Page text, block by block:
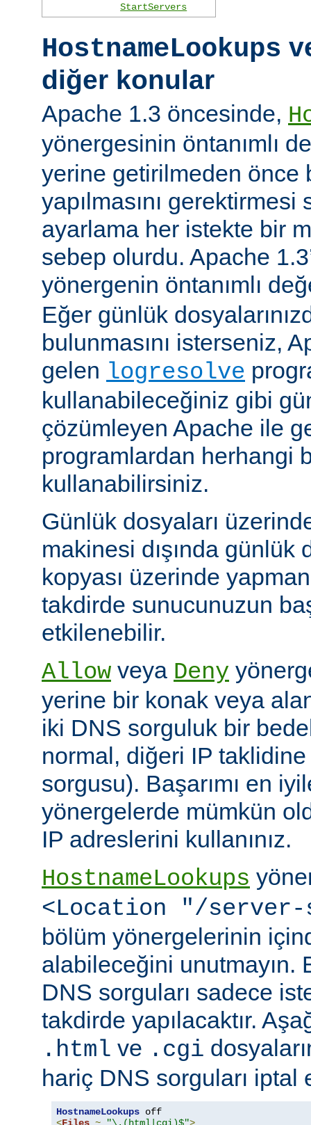
StartServers
HostnameLookups
diğer konular
Apache 1.3 öncesinde,
yönergesinin öntanımlı
yerine getirilmeden önce
yapılmasını
ayarlama her istekte bir
sebep olurdu. Apache
yönergenin öntanımlı
Eğer günlük
bulunmasını isterseniz,
gelen logresolve
kullanabileceğiniz gibi
çözümleyen Apache ile
programlardan herhangi
kullanabilirsiniz.
Günlük dosyaları
makinesi dışında günlük
kopyası üzerinde
takdirde sunucunuzun
etkilenebilir.
Allow veya Deny
yerine bir konak veya
iki DNS sorguluk bir
normal, diğeri IP taklidine
sorgusu). Başarımı en
yönergelerde mümkün
IP adreslerini kullanınız.
HostnameLookups
<Location "/
bölüm yönergelerinin
alabileceğini unutmayın.
DNS sorguları sadece
takdirde yapılacaktır.
.html ve .cgi
hariç DNS sorguları iptal
HostnameLookups